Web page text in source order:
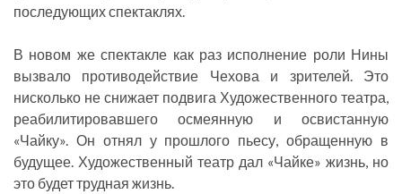
последующих спектаклях.
В новом же спектакле как раз исполнение роли Нины
вызвало противодействие Чехова и зрителей. Это
нисколько не снижает подвига Художественного театра,
реабилитировавшего осмеянную и освистанную
«Чайку». Он отнял у прошлого пьесу, обращенную в
будущее. Художественный театр дал «Чайке» жизнь, но
это будет трудная жизнь.